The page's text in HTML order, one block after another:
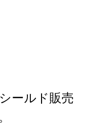
ールド販売